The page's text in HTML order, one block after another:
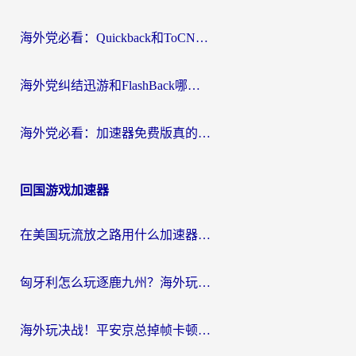
海外党必看：Quickback和ToCN好用吗？3分钟选对回国加速器的实用指南
海外党纠结迅游和FlashBack哪个好？2026实用指南教你选对回国加速器
海外党必看：加速器免费版真的能解决回国访问难题吗？附实用选择指南
回国游戏加速器
在美国玩流放之路用什么加速器？海外党国服游戏不卡顿的终极攻略
匈牙利怎么玩逐鹿九州？海外玩家国服游戏加速器终极指南（附永劫无间荣耀新三国解决方案）
海外玩决战！平安京总掉帧卡顿？用什么加速器比较好？实测指南来了